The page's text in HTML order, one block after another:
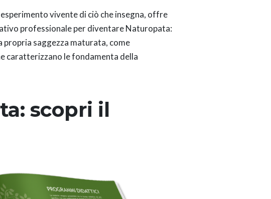
vivente di ciò che insegna, offre
professionale per diventare Naturopata:
propria saggezza maturata, come
caratterizzano le fondamenta della
scopri il